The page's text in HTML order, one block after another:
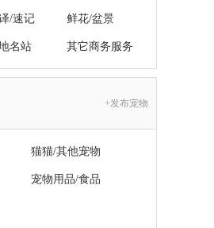
/速记 鲜花/盆景
名站 其它商务服务
+发布宠物
猫猫/其他宠物
宠物用品/食品